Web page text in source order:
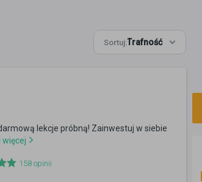
Sortuj:Trafność
lekcje próbną! Zainwestuj w siebie
więcej
158 opinii